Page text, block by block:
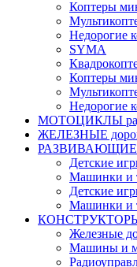
Коптеры
Недорогие
SYMA
Коптеры
Недорогие
МОТОЦИКЛЫ
ЖЕЛЕЗНЫЕ
РАЗВИВАЮЩИЕ
Детские
Машинки и
Детские
Машинки и
КОНСТРУКТОРЫ,
Железные
Машины и